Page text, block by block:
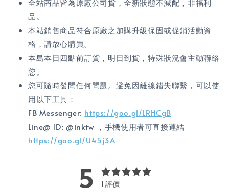
全站商品皆為原廠公司貨，全新狀態不減配，非福利
品。
本站銷售商品符合原廠之加購升級保固或促銷活動資
格，請放心購買。
本島本日四點前訂貨，明日到貨，特殊狀況會主動聯絡
您。
您可隨時發問任何問題。避免因離線錯失聯繫，可以使
用以下工具：
FB Messenger: https://goo.gl/LRHCgB
Line@ ID: @inktw ，手機使用者可直接連結
https://goo.gl/U45j3A
5 1 評價